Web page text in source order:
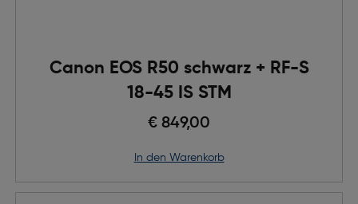
Canon EOS R50 schwarz + RF-S
18-45 IS STM
€ 849,00
in den Warenkorb